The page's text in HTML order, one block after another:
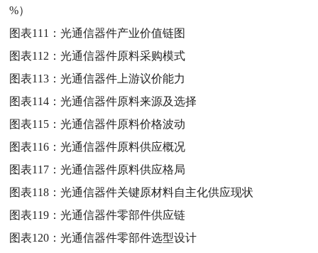
%）
图表111：光通信器件产业价值链图
图表112：光通信器件原料采购模式
图表113：光通信器件上游议价能力
图表114：光通信器件原料来源及选择
图表115：光通信器件原料价格波动
图表116：光通信器件原料供应概况
图表117：光通信器件原料供应格局
图表118：光通信器件关键原材料自主化供应现状
图表119：光通信器件零部件供应链
图表120：光通信器件零部件选型设计